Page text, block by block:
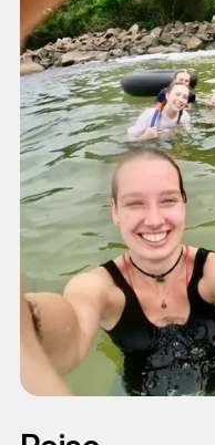
strendene under
skilpaddeunger. I
du også være med
når skilpaddene
Programmet
miljøbevarende
være strandrydding,
laguner, korall- og
være med på å
gjenoppbyggingen
såkalte eco-bricks
bredere forståelse av